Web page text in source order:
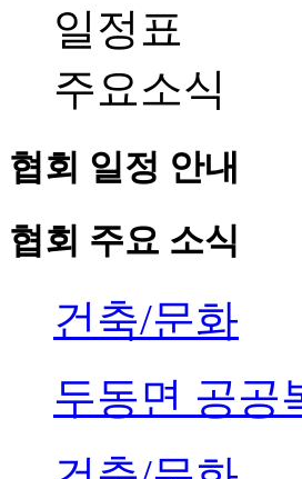
일정표
주요소식
협회 일정 안내
협회 주요 소식
건축/문화
두동면 공공